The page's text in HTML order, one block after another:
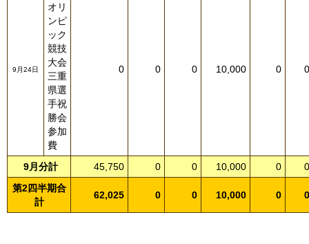
9月24日
オリ
ンピ
ック
競技
大会
三重
県選
手祝
勝会
参加
費
0 0 0 10,000 0 0
9月分計 45,750 0 0 10,000 0
0
第2四半期合
計
62,025 0 0 10,000 0 0